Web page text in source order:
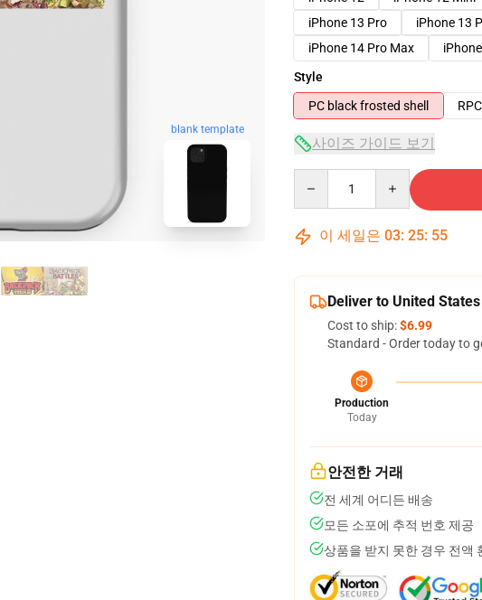
blank template
iPhone 13 Pro
iPhone 13
iPhone 14 Pro Max
Style
PC black frosted shell
사이즈 가이드 보기
이 세일은 03: 25: 54
Deliver to United States
Cost to ship:$6.99
Standard - Order today to
Production
Today
안전한 거래
전 세계 어디든 배송
모든 소포에 추적 번호 제공
상품을 받지 못한 경우 전액